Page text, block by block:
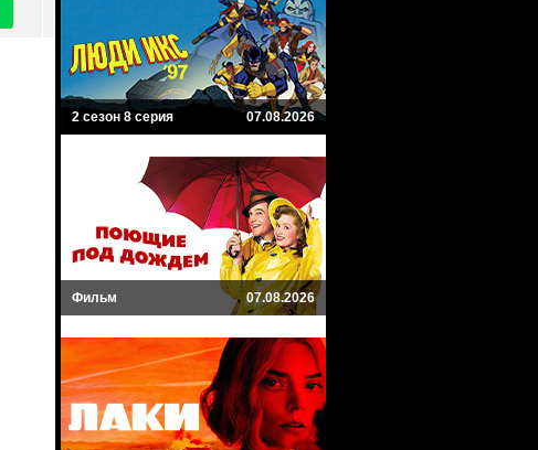
2 сезон 8 серия 07.08.2026
Фильм 07.08.2026